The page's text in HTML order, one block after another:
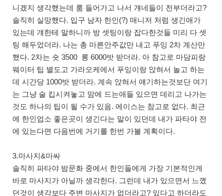
니겠지 생각했는데 룸 들어가고 나서 걔네들이 전부더라고?
솔직히 실망했다. 입구 남자 한인(?) 매니저 처럼 생긴애가
있는데 걔한테 말하니까 방 셋팅이랑 잡다한것들 미리 다 셋
팅 해두었더라. 나는 총 마른안주값만 내고 푸잉 2차 계산만
했다. 2차는 숏 3500 롱 6000밧 받더라. 아 참고로 마담피랑
웨이터 팁 별도고 가라오케에서 푸잉이랑 앉혀서 놀고 하는
데 시간당 1000밧 받더라. 계속 앉혀서 얘기하는것보단 여기
는 그냥 술 킵시켜놓고 맘에 드는애들 있으면 데리고 나가는
것도 하나의 팁이 될 수가 있음. 에이스는 참고로 없다. 최근
에 한인업소 좋은곳이 생긴다는 말이 있던데 내가 파타야 전
에 있는다면 다음번에 거기를 한번 가볼 계획이다.
3.마사지&마싸
솔직히 파타야 밤문화 중에서 한인들에게 가장 기본적인게
바로 마사지가 아닐까 생각한다. 그런데 내가 있으면서 느꼈
던것이 생각보다 주변 마사지가 없더라고? 있다고 하더라도